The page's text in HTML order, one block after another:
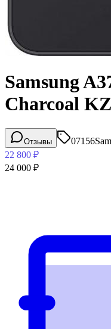
Samsung
Charcoal KZ
Отзывы 07156
22 800 ₽
24 000 ₽